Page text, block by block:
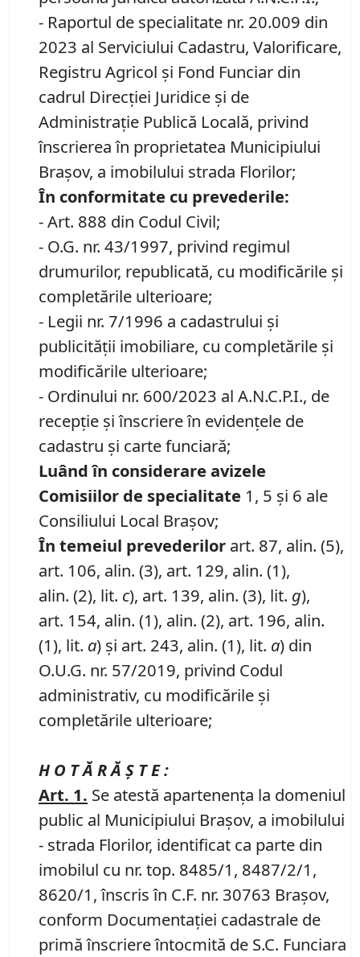
- Raportul de specialitate nr. 20.009 din
2023 al Serviciului Cadastru, Valorificare,
Registru Agricol şi Fond Funciar din
cadrul Direcţiei Juridice şi de
Administraţie Publică Locală, privind
înscrierea în proprietatea Municipiului
Brașov, a imobilului strada Florilor;
În conformitate cu prevederile:
- Art. 888 din Codul Civil;
- O.G. nr. 43/1997, privind regimul
drumurilor, republicată, cu modificările şi
completările ulterioare;
- Legii nr. 7/1996 a cadastrului și
publicității imobiliare, cu completările și
modificările ulterioare;
- Ordinului nr. 600/2023 al A.N.C.P.I., de
recepție şi înscriere în evidenţele de
cadastru şi carte funciară;
Luând în considerare avizele
Comisiilor de specialitate 1, 5 și 6 ale
Consiliului Local Brașov;
În temeiul prevederilor art. 87, alin. (5),
art. 106, alin. (3), art. 129, alin. (1),
alin. (2), lit. c), art. 139, alin. (3), lit. g),
art. 154, alin. (1), alin. (2), art. 196, alin.
(1), lit. a) și art. 243, alin. (1), lit. a) din
O.U.G. nr. 57/2019, privind Codul
administrativ, cu modificările și
completările ulterioare;
H O T Ă R Ă Ş T E :
Art. 1. Se atestă apartenenţa la domeniul
public al Municipiului Braşov, a imobilului
- strada Florilor, identificat ca parte din
imobilul cu nr. top. 8485/1, 8487/2/1,
8620/1, înscris în C.F. nr. 30763 Brașov,
conform Documentației cadastrale de
primă înscriere întocmită de S.C. Funciara